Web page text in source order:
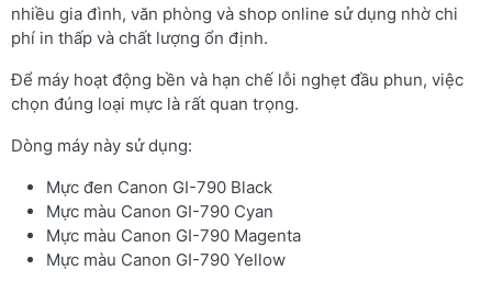
nhiều gia đình, văn phòng và shop online sử dụng nhờ chi
phí in thấp và chất lượng ổn định.
Để máy hoạt động bền và hạn chế lỗi nghẹt đầu phun, việc
chọn đúng loại mực là rất quan trọng.
Dòng máy này sử dụng:
Mực đen Canon GI-790 Black
Mực màu Canon GI-790 Cyan
Mực màu Canon GI-790 Magenta
Mực màu Canon GI-790 Yellow